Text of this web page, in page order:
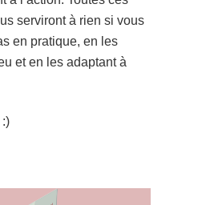
serviront à rien si vous
en pratique, en les
et en les adaptant à